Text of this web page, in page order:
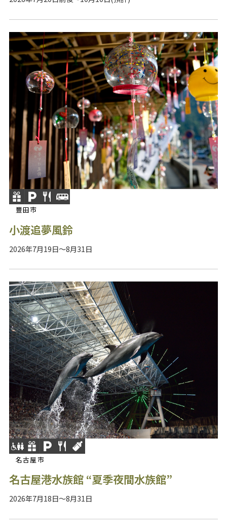
豐田市
小渡追夢風鈴
2026年7月19日～8月31日
名古屋市
名古屋港水族館 “夏季夜間水族館”
2026年7月18日～8月31日